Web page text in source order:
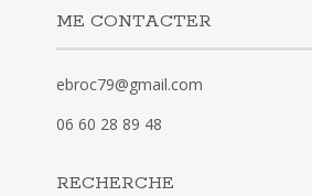
ME CONTACTER
ebroc79@gmail.com
06 60 28 89 48
RECHERCHE